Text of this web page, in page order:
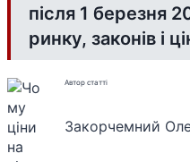
після 1 березня
ринку, законів і
Автор статті
Закорчемний